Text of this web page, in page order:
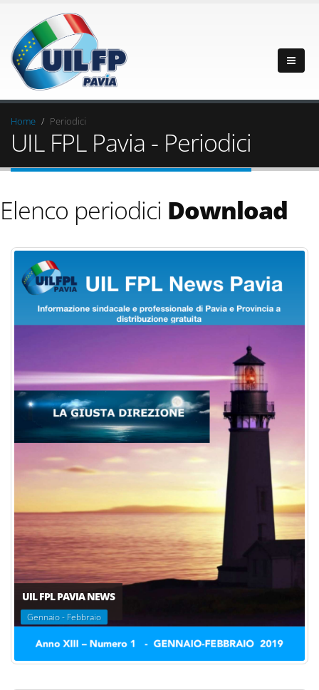
Home Periodici
UIL FPL Pavia - Periodici
Elenco periodici Download
UIL FPL PAVIA NEWS
Gennaio - Febbraio